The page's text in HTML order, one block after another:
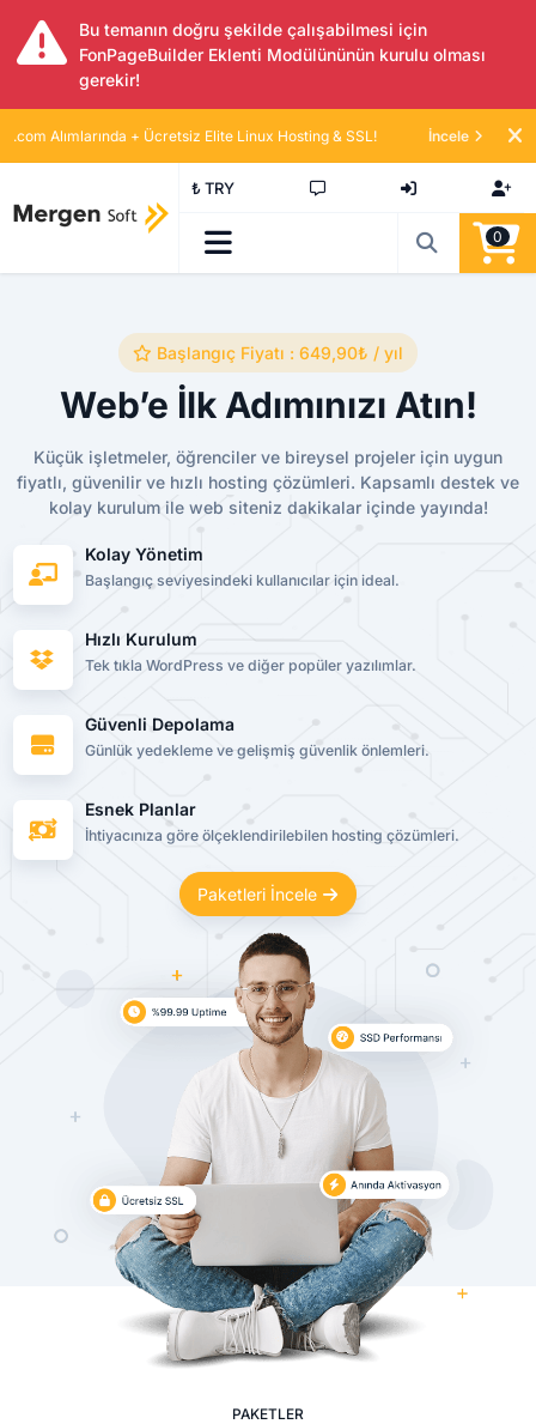
Bu temanın doğru şekilde çalışabilmesi için
FonPageBuilder Eklenti Modülününün kurulu olması
gerekir!
.com Alımlarında + Ücretsiz Elite Linux Hosting & SSL! İncele
₺ TRY
0
Başlangıç Fiyatı : 649,90₺ / yıl
Web’e İlk Adımınızı Atın!
Küçük işletmeler, öğrenciler ve bireysel projeler için uygun
fiyatlı, güvenilir ve hızlı hosting çözümleri. Kapsamlı destek ve
kolay kurulum ile web siteniz dakikalar içinde yayında!
Kolay Yönetim
Başlangıç seviyesindeki kullanıcılar için ideal.
Hızlı Kurulum
Tek tıkla WordPress ve diğer popüler yazılımlar.
Güvenli Depolama
Günlük yedekleme ve gelişmiş güvenlik önlemleri.
Esnek Planlar
İhtiyacınıza göre ölçeklendirilebilen hosting çözümleri.
Paketleri İncele
PAKETLER